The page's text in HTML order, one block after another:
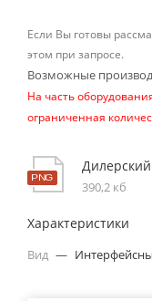
Если Вы готовы
этом при запросе.
Возможные
На часть
ограниченная
390,2 кб
Характеристики
Вид —